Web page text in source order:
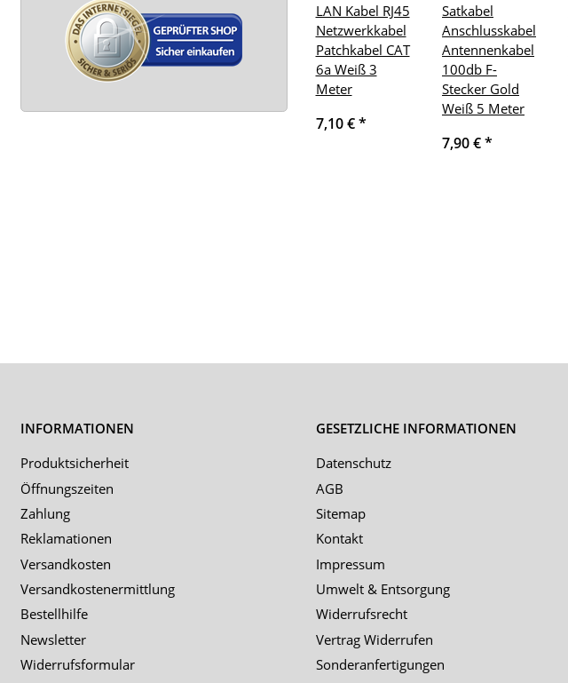
LAN Kabel RJ45
Netzwerkkabel
Patchkabel CAT
6a Weiß 3
Meter
7,10 €*
Satkabel
Anschlusskabel
Antennenkabel
100db F-
Stecker Gold
Weiß 5 Meter
7,90 €*
INFORMATIONEN
Produktsicherheit
Öffnungszeiten
Zahlung
Reklamationen
Versandkosten
Versandkostenermittlung
Bestellhilfe
Newsletter
Widerrufsformular
GESETZLICHE INFORMATIONEN
Datenschutz
AGB
Sitemap
Kontakt
Impressum
Umwelt & Entsorgung
Widerrufsrecht
Vertrag Widerrufen
Sonderanfertigungen